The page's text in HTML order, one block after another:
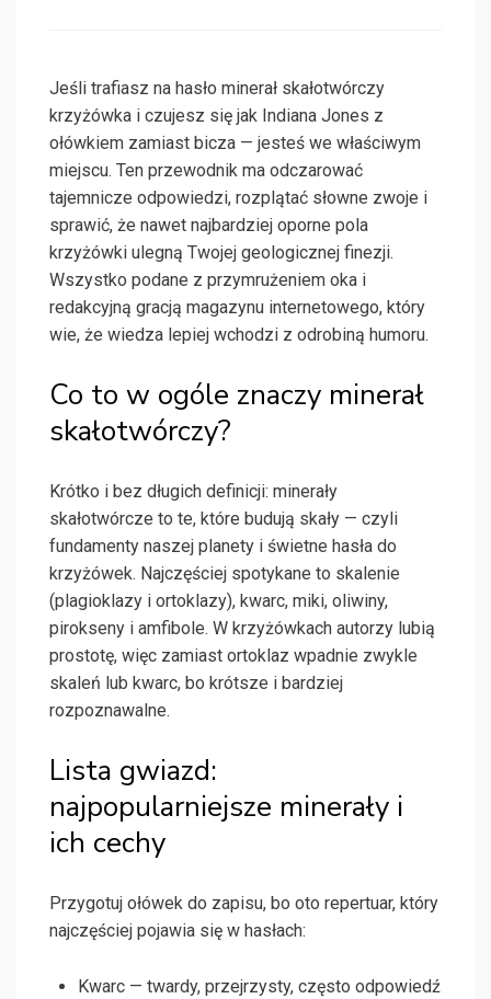
Jeśli trafiasz na hasło minerał skałotwórczy
krzyżówka i czujesz się jak Indiana Jones z
ołówkiem zamiast bicza — jesteś we właściwym
miejscu. Ten przewodnik ma odczarować
tajemnicze odpowiedzi, rozplątać słowne zwoje i
sprawić, że nawet najbardziej oporne pola
krzyżówki ulegną Twojej geologicznej finezji.
Wszystko podane z przymrużeniem oka i
redakcyjną gracją magazynu internetowego, który
wie, że wiedza lepiej wchodzi z odrobiną humoru.
Co to w ogóle znaczy minerał
skałotwórczy?
Krótko i bez długich definicji: minerały
skałotwórcze to te, które budują skały — czyli
fundamenty naszej planety i świetne hasła do
krzyżówek. Najczęściej spotykane to skalenie
(plagioklazy i ortoklazy), kwarc, miki, oliwiny,
pirokseny i amfibole. W krzyżówkach autorzy lubią
prostotę, więc zamiast ortoklaz wpadnie zwykle
skaleń lub kwarc, bo krótsze i bardziej
rozpoznawalne.
Lista gwiazd:
najpopularniejsze minerały i
ich cechy
Przygotuj ołówek do zapisu, bo oto repertuar, który
najczęściej pojawia się w hasłach:
Kwarc — twardy, przejrzysty, często odpowiedź